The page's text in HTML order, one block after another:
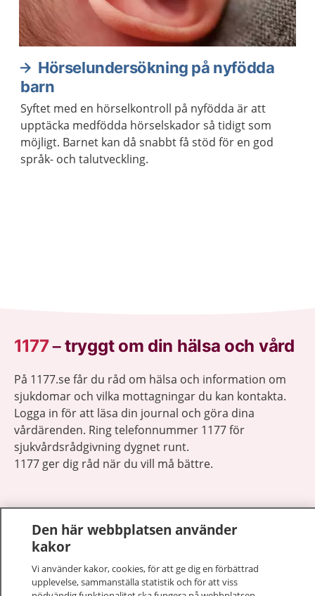
Hörselundersökning på nyfödda
barn
Syftet med en hörselkontroll på nyfödda är att
upptäcka medfödda hörselskador så tidigt som
möjligt. Barnet kan då snabbt få stöd för en god
språk- och talutveckling.
1177–tryggt om din hälsa och vård
På 1177.se får du råd om hälsa och information om
sjukdomar och vilka mottagningar du kan kontakta.
Logga in för att läsa din journal och göra dina
vårdärenden. Ring telefonnummer 1177 för
sjukvårdsrådgivning dygnet runt.
1177 ger dig råd när du vill må bättre.
Den här webbplatsen använder
kakor
Vi använder kakor, cookies, för att ge dig en förbättrad
upplevelse, sammanställa statistik och för att viss